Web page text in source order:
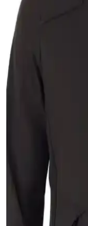
Erkek Kaşmir
Seçenekleri
Yüksek kaliteli kaşmir
Doğal kumaş özellikleri,
gardırobunun
Erkekler İçin
Şıklık Bir Arada
Erkek anorak montlar,
doğa aktivitelerinde
İxir Nakış Armalı
Lacivert Modern ve
Modern tasarımı ve su
erkek montu, hafifliği ve
DeFacto Erkek
Kapüşonlu ve